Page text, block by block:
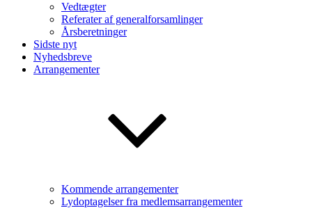
Vedtægter
Referater af generalforsamlinger
Årsberetninger
Sidste nyt
Nyhedsbreve
Arrangementer
Kommende arrangementer
Lydoptagelser fra medlemsarrangementer